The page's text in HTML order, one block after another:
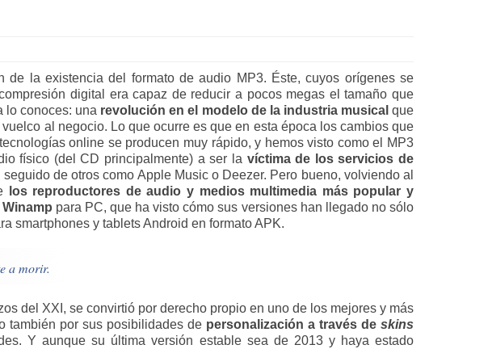
de la existencia del formato de audio MP3. Éste, cuyos orígenes se
digital era capaz de reducir a pocos megas el tamaño que
lo conoces: una revolución en el modelo de la industria musical que
al negocio. Lo que ocurre es que en esta época los cambios que
online se producen muy rápido, y hemos visto como el MP3
físico (del CD principalmente) a ser la víctima de los servicios de
de otros como Apple Music o Deezer. Pero bueno, volviendo al
los reproductores de audio y medios multimedia más popular y
Winamp para PC, que ha visto cómo sus versiones han llegado no sólo
smartphones y tablets Android en formato APK.
a morir.
del XXI, se convirtió por derecho propio en uno de los mejores y más
también por sus posibilidades de personalización a través deskins
Y aunque su última versión estable sea de 2013 y haya estado